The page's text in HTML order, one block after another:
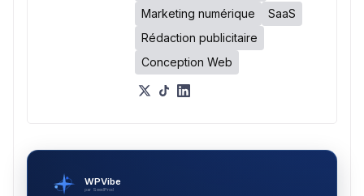
Marketing numérique
SaaS
Rédaction publicitaire
Conception Web
WPVibe
par SeedProd